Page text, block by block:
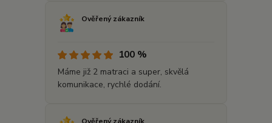
Ověřený zákazník
100 %
Máme již 2 matraci a super, skvělá
komunikace, rychlé dodání.